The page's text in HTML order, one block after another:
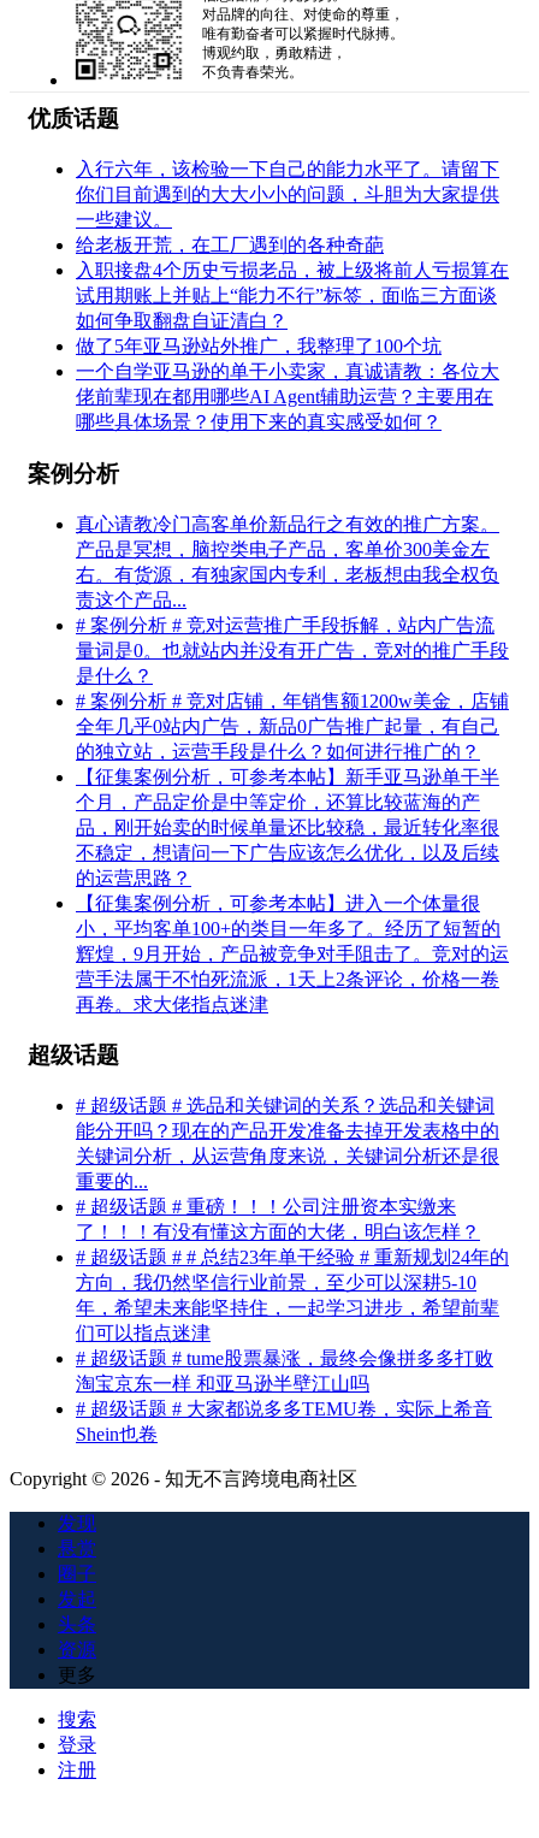
对品牌的向往、对使命的尊重，
唯有勤奋者可以紧握时代脉搏。
博观约取，勇敢精进，
不负青春荣光。
优质话题
入行六年，该检验一下自己的能力水平了。请留下
你们目前遇到的大大小小的问题，斗胆为大家提供
一些建议。
给老板开荒，在工厂遇到的各种奇葩
入职接盘4个历史亏损老品，被上级将前人亏损算在
试用期账上并贴上“能力不行”标签，面临三方面谈
如何争取翻盘自证清白？
做了5年亚马逊站外推广，我整理了100个坑
一个自学亚马逊的单干小卖家，真诚请教：各位大
佬前辈现在都用哪些AI Agent辅助运营？主要用在
哪些具体场景？使用下来的真实感受如何？
案例分析
真心请教冷门高客单价新品行之有效的推广方案。
产品是冥想，脑控类电子产品，客单价300美金左
右。有货源，有独家国内专利，老板想由我全权负
责这个产品...
# 案例分析 # 竞对运营推广手段拆解，站内广告流
量词是0。也就站内并没有开广告，竞对的推广手段
是什么？
# 案例分析 # 竞对店铺，年销售额1200w美金，店铺
全年几乎0站内广告，新品0广告推广起量，有自己
的独立站，运营手段是什么？如何进行推广的？
【征集案例分析，可参考本帖】新手亚马逊单干半
个月，产品定价是中等定价，还算比较蓝海的产
品，刚开始卖的时候单量还比较稳，最近转化率很
不稳定，想请问一下广告应该怎么优化，以及后续
的运营思路？
【征集案例分析，可参考本帖】进入一个体量很
小，平均客单100+的类目一年多了。经历了短暂的
辉煌，9月开始，产品被竞争对手阻击了。竞对的运
营手法属于不怕死流派，1天上2条评论，价格一卷
再卷。求大佬指点迷津
超级话题
# 超级话题 # 选品和关键词的关系？选品和关键词
能分开吗？现在的产品开发准备去掉开发表格中的
关键词分析，从运营角度来说，关键词分析还是很
重要的...
# 超级话题 # 重磅！！！公司注册资本实缴来
了！！！有没有懂这方面的大佬，明白该怎样？
# 超级话题 # # 总结23年单干经验 # 重新规划24年的
方向，我仍然坚信行业前景，至少可以深耕5-10
年，希望未来能坚持住，一起学习进步，希望前辈
们可以指点迷津
# 超级话题 # tume股票暴涨，最终会像拼多多打败
淘宝京东一样 和亚马逊半壁江山吗
# 超级话题 # 大家都说多多TEMU卷，实际上希音
Shein也卷
Copyright © 2026 - 知无不言跨境电商社区
发现
悬赏
圈子
发起
头条
资源
更多
搜索
登录
注册